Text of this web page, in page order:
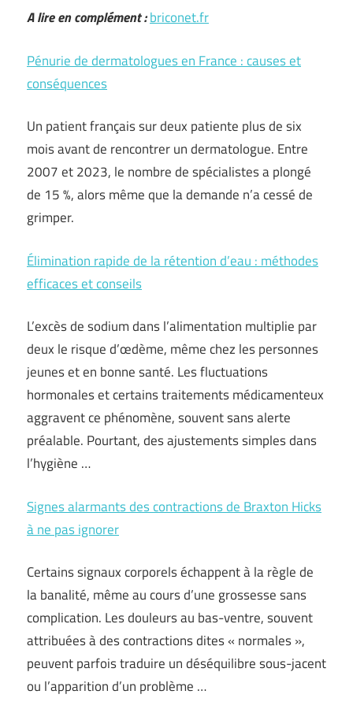
A lire en complément :briconet.fr
Pénurie de dermatologues en France : causes et
conséquences
Un patient français sur deux patiente plus de six
mois avant de rencontrer un dermatologue. Entre
2007 et 2023, le nombre de spécialistes a plongé
de 15 %, alors même que la demande n’a cessé de
grimper.
Élimination rapide de la rétention d’eau : méthodes
efficaces et conseils
L’excès de sodium dans l’alimentation multiplie par
deux le risque d’œdème, même chez les personnes
jeunes et en bonne santé. Les fluctuations
hormonales et certains traitements médicamenteux
aggravent ce phénomène, souvent sans alerte
préalable. Pourtant, des ajustements simples dans
l’hygiène …
Signes alarmants des contractions de Braxton Hicks
à ne pas ignorer
Certains signaux corporels échappent à la règle de
la banalité, même au cours d’une grossesse sans
complication. Les douleurs au bas-ventre, souvent
attribuées à des contractions dites « normales »,
peuvent parfois traduire un déséquilibre sous-jacent
ou l’apparition d’un problème …